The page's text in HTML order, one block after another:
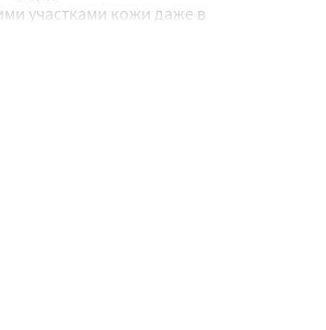
участками кожи даже в
технологии, полностью